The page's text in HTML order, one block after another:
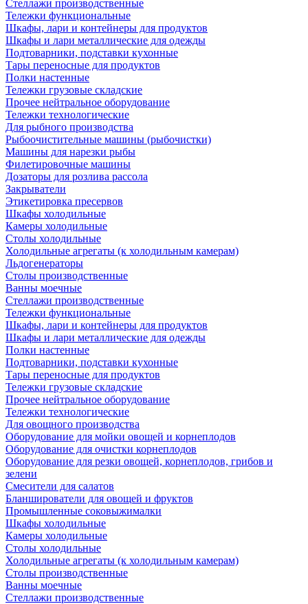
Стеллажи производственные
Тележки функциональные
Шкафы, лари и контейнеры для продуктов
Шкафы и лари металлические для одежды
Подтоварники, подставки кухонные
Тары переносные для продуктов
Полки настенные
Тележки грузовые складские
Прочее нейтральное оборудование
Тележки технологические
Для рыбного производства
Рыбоочистительные машины (рыбочистки)
Машины для нарезки рыбы
Филетировочные машины
Дозаторы для розлива рассола
Закрыватели
Этикетировка пресервов
Шкафы холодильные
Камеры холодильные
Столы холодильные
Холодильные агрегаты (к холодильным камерам)
Льдогенераторы
Столы производственные
Ванны моечные
Стеллажи производственные
Тележки функциональные
Шкафы, лари и контейнеры для продуктов
Шкафы и лари металлические для одежды
Полки настенные
Подтоварники, подставки кухонные
Тары переносные для продуктов
Тележки грузовые складские
Прочее нейтральное оборудование
Тележки технологические
Для овощного производства
Оборудование для мойки овощей и корнеплодов
Оборудование для очистки корнеплодов
Оборудование для резки овощей, корнеплодов, грибов и
зелени
Смесители для салатов
Бланширователи для овощей и фруктов
Промышленные соковыжималки
Шкафы холодильные
Камеры холодильные
Столы холодильные
Холодильные агрегаты (к холодильным камерам)
Столы производственные
Ванны моечные
Стеллажи производственные